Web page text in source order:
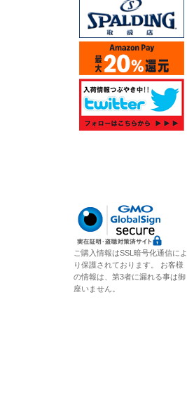
ご購入情報はSSL暗号化通信によ
り保護されております。 お客様
の情報は、第3者に漏れる事は御
座いません。